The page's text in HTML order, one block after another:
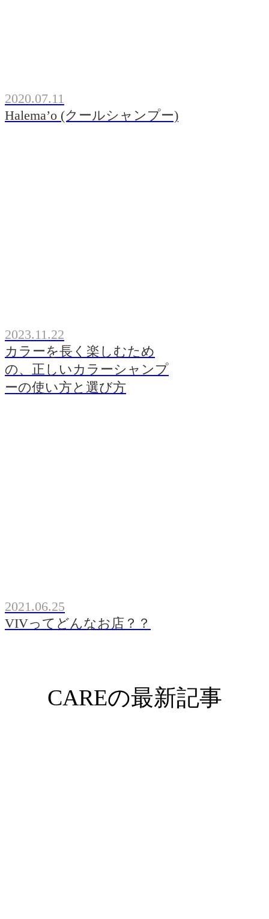
2020.07.11
Halema’o (クールシャンプー)
2023.11.22
カラーを長く楽しむため
の、正しいカラーシャンプ
ーの使い方と選び方
2021.06.25
VIVってどんなお店？？
CAREの最新記事